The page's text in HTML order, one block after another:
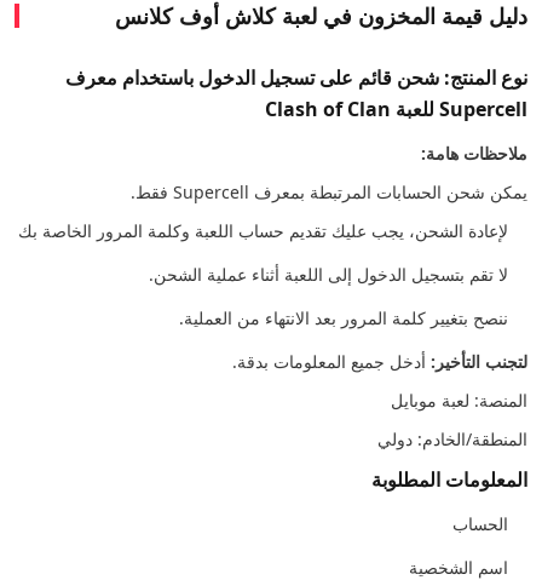
دليل قيمة المخزون في لعبة كلاش أوف كلانس
نوع المنتج: شحن قائم على تسجيل الدخول باستخدام معرف
Supercell للعبة Clash of Clan
ملاحظات هامة:
يمكن شحن الحسابات المرتبطة بمعرف Supercell فقط.
لإعادة الشحن، يجب عليك تقديم حساب اللعبة وكلمة المرور الخاصة بك
لا تقم بتسجيل الدخول إلى اللعبة أثناء عملية الشحن.
ننصح بتغيير كلمة المرور بعد الانتهاء من العملية.
لتجنب التأخير: أدخل جميع المعلومات بدقة.
المنصة: لعبة موبايل
المنطقة/الخادم: دولي
المعلومات المطلوبة
الحساب
اسم الشخصية